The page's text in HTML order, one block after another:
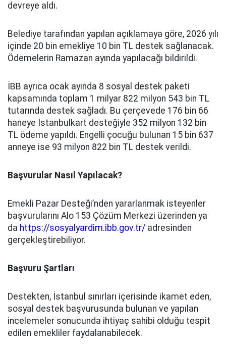
devreye aldı.
Belediye tarafından yapılan açıklamaya göre, 2026 yılı
içinde 20 bin emekliye 10 bin TL destek sağlanacak.
Ödemelerin Ramazan ayında yapılacağı bildirildi.
İBB ayrıca ocak ayında 8 sosyal destek paketi
kapsamında toplam 1 milyar 822 milyon 543 bin TL
tutarında destek sağladı. Bu çerçevede 176 bin 66
haneye İstanbulkart desteğiyle 352 milyon 132 bin
TL ödeme yapıldı. Engelli çocuğu bulunan 15 bin 637
anneye ise 93 milyon 822 bin TL destek verildi.
Başvurular Nasıl Yapılacak?
Emekli Pazar Desteği’nden yararlanmak isteyenler
başvurularını Alo 153 Çözüm Merkezi üzerinden ya
da https://sosyalyardim.ibb.gov.tr/ adresinden
gerçekleştirebiliyor.
Başvuru Şartları
Destekten, İstanbul sınırları içerisinde ikamet eden,
sosyal destek başvurusunda bulunan ve yapılan
incelemeler sonucunda ihtiyaç sahibi olduğu tespit
edilen emekliler faydalanabilecek.